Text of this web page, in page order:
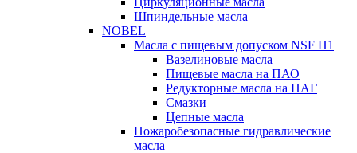
Шпиндельные масла
NOBEL
Масла с пищевым допуском NSF H1
Вазелиновые масла
Пищевые масла на ПАО
Редукторные масла на ПАГ
Смазки
Цепные масла
Пожаробезопасные гидравлические
масла